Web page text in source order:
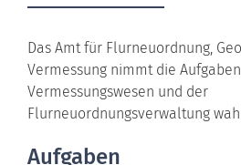
Das Amt für Flurneuordnung,
Vermessung nimmt die
Vermessungswesen und der
Flurneuordnungsverwaltung
Aufgaben